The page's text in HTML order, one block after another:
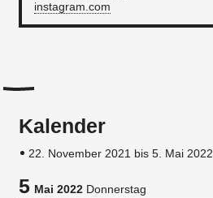
instagram.com
Kalender
22. November 2021 bis 5. Mai 2022
5Mai 2022 Donnerstag